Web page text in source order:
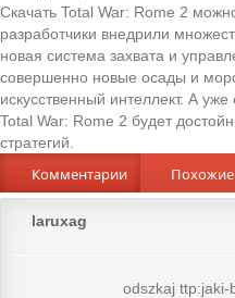
Скачать Total War: Rome 2
разработчики внедрили
новая система захвата и
совершенно новые осады и
искусственный интеллект. А
Total War: Rome 2 будет
стратегий.
Комментарии Похожие
laruxag
odszkaj ttp:jaki-